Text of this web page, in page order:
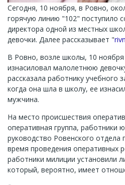
Сегодня, 10 ноября, в Ровно,
горячую линию "102" поступило
директора одной из местных
девочки. Далее рассказывает "
В Ровно, возле школы, 10
изнасиловал малолетнюю
рассказала работнику учебного
когда она шла в школу, ее
мужчина.
На место происшествия
оперативная группа, работники
руководство Ровенского отдела
время проведения оперативных
работники милиции установили
который, вероятно, имеет